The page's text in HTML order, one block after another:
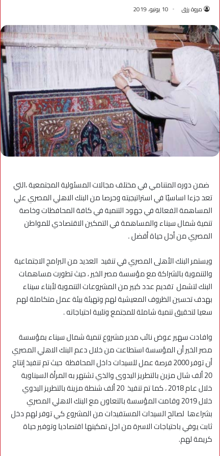
مروة رزق 10 يونيو، 2019
ضمن دوره المتنامي في مختلف مجالات المسئولية المجتمعية ،التي
تعد جزءا اساسيًا في استراتيجيته وحرصا من البنك الاهلي المصري علي
المساهمة الفعالة في جهود التنمية في كافة المحافظات وخاصة
تنمية شمال سيناء والمساهمة في التمكين الاقتصادي للمواطن
المصري من أجل حياة أفضل .
ويستمر البنك الأهلى المصري في تنفيد العديد من البرامج الاجتماعية
والتنموية بالشراكة مع مؤسسة مصر الخير ، حيث تطورت مساهمات
البنك لتشمل تقديم عدد كبير من المشروعات التنموية لأبناء سيناء
بهدف تحسين الظروف المعيشية لهم وتهيئة بيئة عمل متكاملة لهم
سعيا لتحقيق تنمية شاملة للمجتمع وتلبية احتياجاته .
وافادت سهير عوض نائب مدير مشروع تنمية شمال سيناء بمؤسسة
مصر الخير أن المؤسسة استطاعت من خلال دعم البنك الاهلي المصري
أن توفر 2000 فرصة عمل للسيدات داخل المحافظة حيث تم تنفيذ إنتاج
20 ألف شال مزين بالتطريز اليدوى والذي تشتهر به المرأة السيناوية
خلال عام 2018 ، كما تم تنفيذ 20 ألف شنطة مزينة بالتطريز اليدوي
خلال 2019 وقامت المؤسسة بالتعاون مع البنك الاهلي المصري
بشراءها لصالح السيدات المستفيدات من المشروع كي توفر لهم دخل
ثابت يوفي باحتياجات الاسرة من اجل تمكينها اقتصاديا وتوفير حياة
كريمة لهم.